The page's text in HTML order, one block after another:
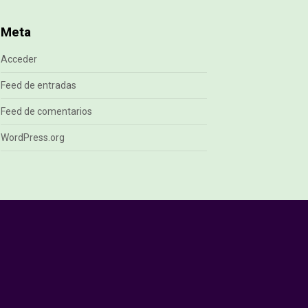
Meta
Acceder
Feed de entradas
Feed de comentarios
WordPress.org